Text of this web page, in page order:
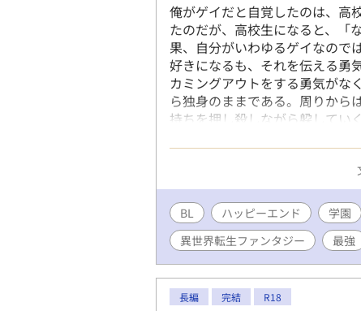
俺がゲイだと自覚したのは、高
たのだが、高校生になると、「
果、自分がいわゆるゲイなので
好きになるも、それを伝える勇
カミングアウトをする勇気がな
ら独身のままである。周りから
持ちを押し殺しながら躱して
な日々の中、襲われている女性
て、同性婚が認められる、そん
た。 気が付くと、病弱だが高
病弱が理由で思うような生活は
て………。 それから、偶然一人
まった。その少年は、この国
魔法と剣、そして貴族院など王
っております。R指定は本当の
のBL恋愛(両片思い)を楽しみた
BL ハッピーエンド 学園
異世界転生ファンタジー
最強
長編 完結 R18